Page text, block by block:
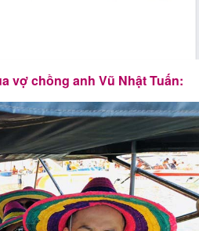
vợ chồng anh Vũ Nhật Tuấn: